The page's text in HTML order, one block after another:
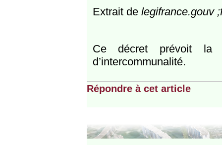
Extrait de legifrance.gouv
Ce décret prévoit la
d’intercommunalité.
Répondre à cet article